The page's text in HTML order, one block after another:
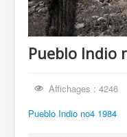
Liens
OIT 169
Hermano German
Pueblo Indio
Affichages : 4246
Pueblo Indio no4 1984